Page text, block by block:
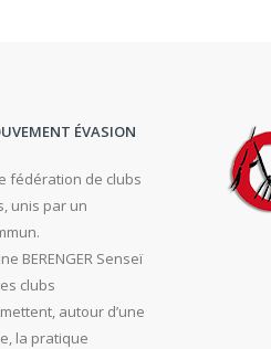
ÉVASION
fédération de clubs
unis par un
BERENGER Senseï
clubs
autour d’une
la pratique